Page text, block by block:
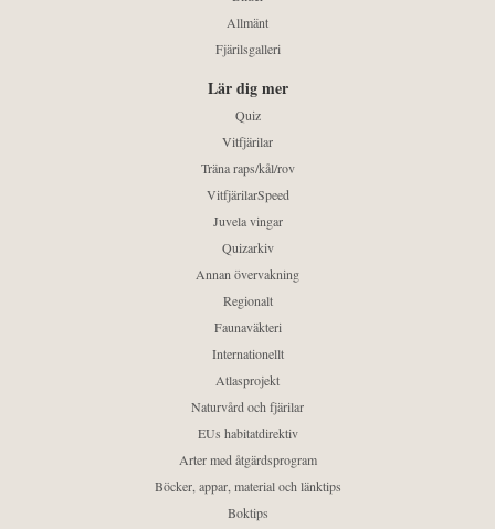
Allmänt
Fjärilsgalleri
Lär dig mer
Quiz
Vitfjärilar
Träna raps/kål/rov
VitfjärilarSpeed
Juvela vingar
Quizarkiv
Annan övervakning
Regionalt
Faunaväkteri
Internationellt
Atlasprojekt
Naturvård och fjärilar
EUs habitatdirektiv
Arter med åtgärdsprogram
Böcker, appar, material och länktips
Boktips